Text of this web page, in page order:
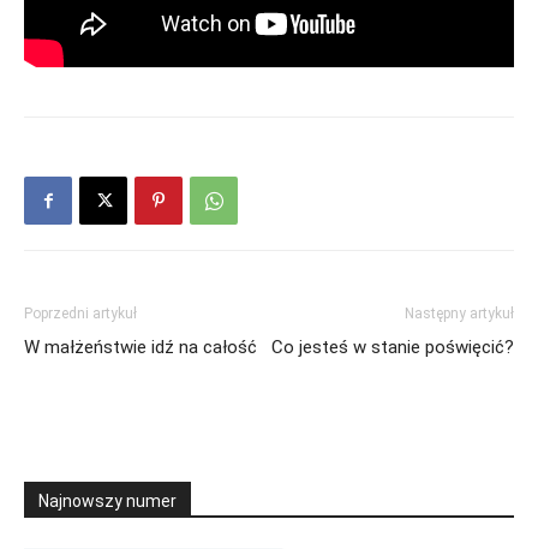
Poprzedni artykuł
W małżeństwie idź na całość
Następny artykuł
Co jesteś w stanie poświęcić?
Najnowszy numer